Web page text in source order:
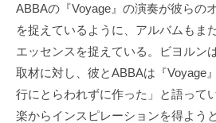
ABBAの『Voyage』の演奏が彼らの
を捉えているように、アルバムもま
エッセンスを捉えている。ビヨルン
取材に対し、彼とABBAは『Voyage
行にとらわれずに作った」と語って
楽からインスピレーションを得よう